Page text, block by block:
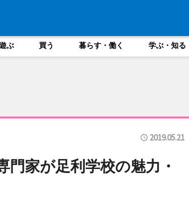
ぶ 買う 暮らす・働く 学ぶ・知る
2019.05.21
家が足利学校の魅力・